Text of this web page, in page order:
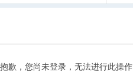
抱歉，您尚未登录，无法进行此操作